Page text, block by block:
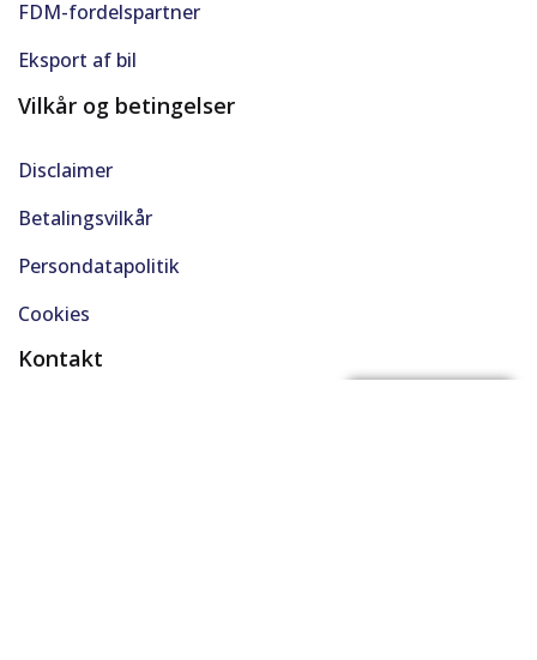
FDM-fordelspartner
Eksport af bil
Vilkår og betingelser
Disclaimer
Betalingsvilkår
Persondatapolitik
Cookies
Kontakt